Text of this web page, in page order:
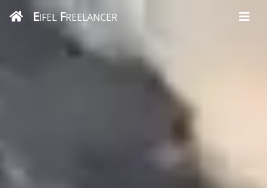
EIFELFREELANCER